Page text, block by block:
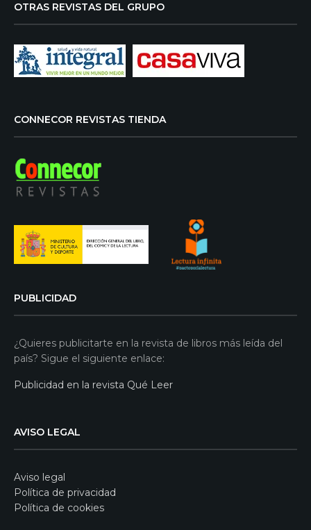
OTRAS REVISTAS DEL GRUPO
CONNECOR REVISTAS TIENDA
PUBLICIDAD
¿Quieres publicitarte en la revista de libros más leída del
país? Sigue el siguiente enlace:
Publicidad en la revista Qué Leer
AVISO LEGAL
Aviso legal
Política de privacidad
Política de cookies